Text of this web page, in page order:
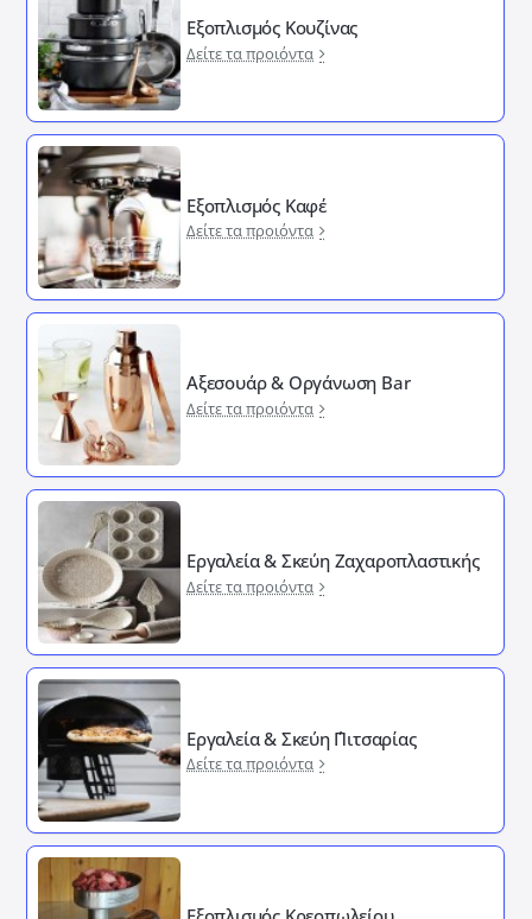
Εξοπλισμός Κουζίνας
Δείτε τα προιόντα
Εξοπλισμός Καφέ
Δείτε τα προιόντα
Αξεσουάρ & Οργάνωση Bar
Δείτε τα προιόντα
Εργαλεία & Σκεύη Ζαχαροπλαστικής
Δείτε τα προιόντα
Εργαλεία & Σκεύη ΄Πιτσαρίας
Δείτε τα προιόντα